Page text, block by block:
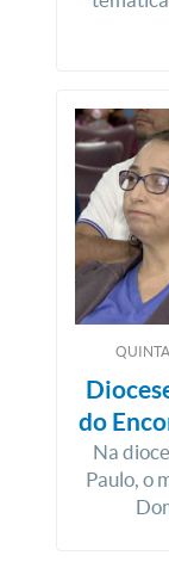
do
Na
Paulo, o